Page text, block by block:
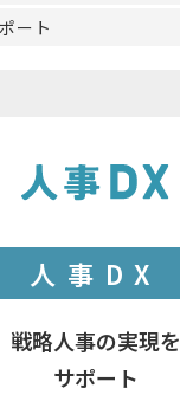
ート
人事DX
戦略人事の実現を
サポート